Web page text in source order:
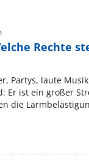
Rechte
Partys, laute
Er ist ein großer
die